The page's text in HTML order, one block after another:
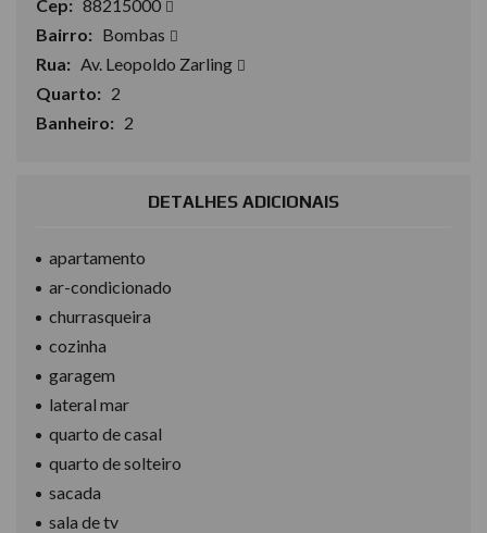
Cep: 88215000
Bairro: Bombas
Rua: Av. Leopoldo Zarling
Quarto: 2
Banheiro: 2
DETALHES ADICIONAIS
apartamento
ar-condicionado
churrasqueira
cozinha
garagem
lateral mar
quarto de casal
quarto de solteiro
sacada
sala de tv